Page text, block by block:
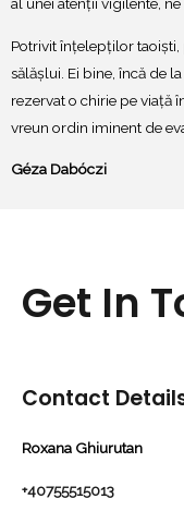
Potrivit înțelepților taoiști,
sălășlui. Ei bine, încă de
rezervat o chirie pe viață
vreun ordin iminent de
Géza Dabóczi
Get In
Contact
Roxana Ghiurutan
+40755515013